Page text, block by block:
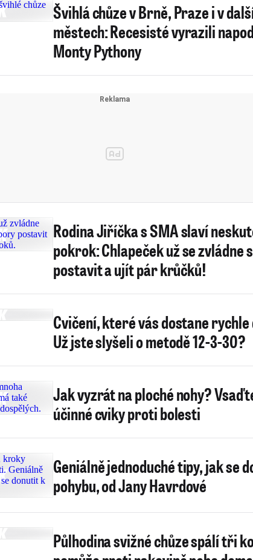
Švihlá chůze v Brně, Praze i v
městech: Recesisté vyrazili
Monty Pythony
Rodina Jiříčka s SMA slaví
pokrok: Chlapeček už se zvládne
postavit a ujít pár krůčků!
Cvičení, které vás dostane
Už jste slyšeli o metodě 12-3-30?
Jak vyzrát na ploché nohy?
účinné cviky proti bolesti
Geniálně jednoduché tipy, jak se
pohybu, od Jany Havrdové
Půlhodina svižné chůze spálí tři